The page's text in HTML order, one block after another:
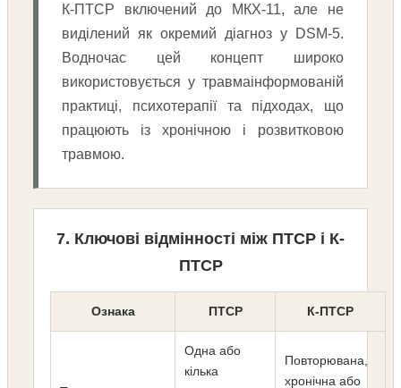
К-ПТСР включений до МКХ-11, але не
виділений як окремий діагноз у DSM-5.
Водночас цей концепт широко
використовується у травмаінформованій
практиці, психотерапії та підходах, що
працюють із хронічною і розвитковою
травмою.
7. Ключові відмінності між ПТСР і К-
ПТСР
Ознака ПТСР К-ПТСР
Одна або
кілька
Повторювана,
хронічна або